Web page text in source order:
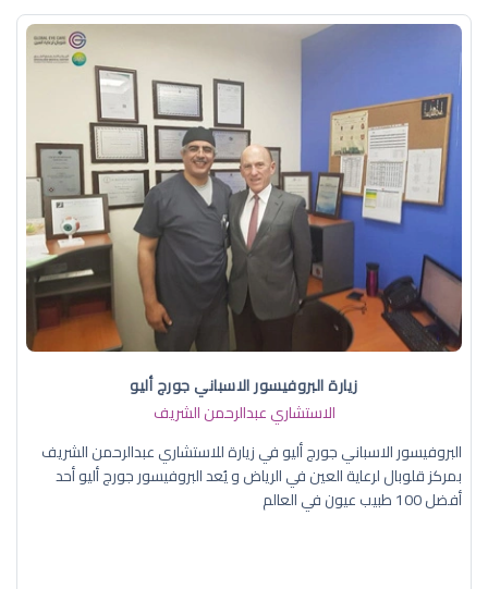
زيارة البروفيسور الاسباني جورج أليو
الاستشاري عبدالرحمن الشريف
البروفيسور الاسباني جورج أليو في زيارة للاستشاري عبدالرحمن الشريف
بمركز قلوبال لرعاية العين في الرياض و يُعد البروفيسور جورج أليو أحد
أفضل 100 طبيب عيون في العالم